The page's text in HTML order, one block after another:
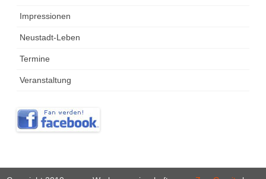
Impressionen
Neustadt-Leben
Termine
Veranstaltung